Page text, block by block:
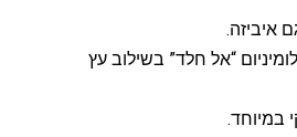
איביזה.
“אל חלד” בשילוב עץ
במיוחד.